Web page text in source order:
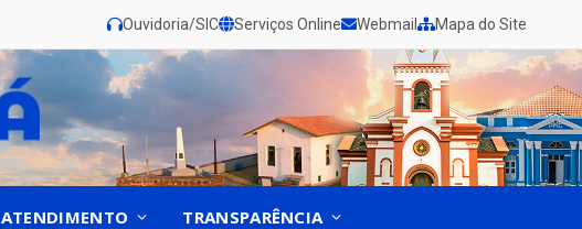
Ouvidoria/SIC Serviços Online Webmail Mapa do Site
ATENDIMENTO TRANSPARÊNCIA